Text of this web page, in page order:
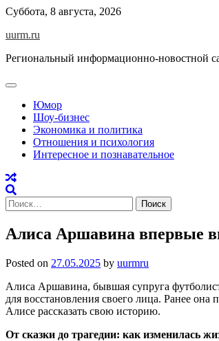
Skip
content
Суббота, 8 августа, 2026
uurm.ru
Региональный информационно-новостной
Юмор
Шоу-бизнес
Экономика и политика
Отношения и психология
Интересное и познавательное
Найти:
Алиса Аршавина впервые
Posted on 27.05.2025 by uurmru
Алиса Аршавина, бывшая супруга
для восстановления своего лица. Ранее
Алисе рассказать свою историю.
От сказки до трагедии: как изменилась